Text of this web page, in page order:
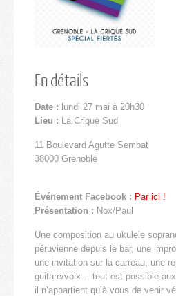
En détails
Date : lundi 27 mai à 20h30
Lieu : La Crique Sud
11 Boulevard Agutte Sembat
38000 Grenoble
Événement Facebook : Par ici !
Présentation : Nox/Paul
Une composition au ukulele
péruvienne depuis le bar, une
une invitation sur la carreau, une
guitare/voix… tout est possible
il n’appartient qu’à vous de venir